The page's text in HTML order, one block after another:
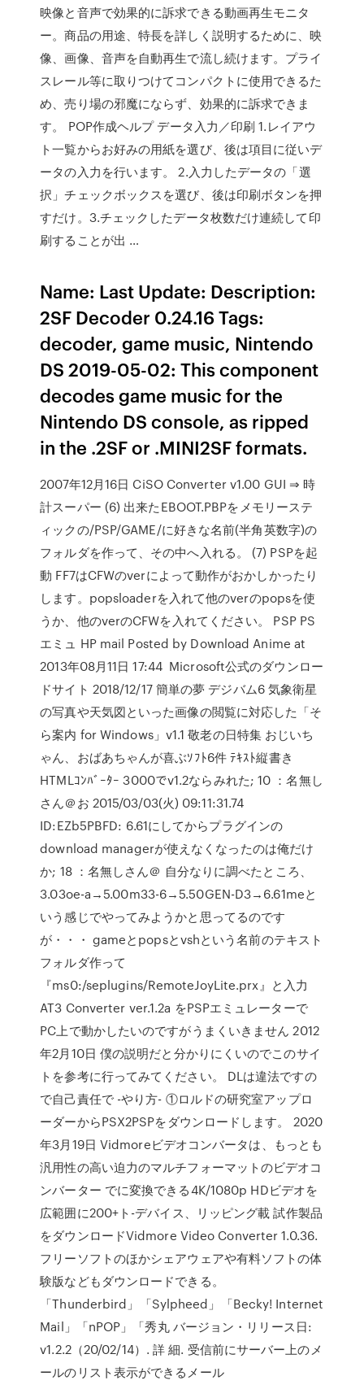
映像と音声で効果的に訴求できる動画再生モニタ
ー。商品の用途、特長を詳しく説明するために、映
像、画像、音声を自動再生で流し続けます。プライ
スレール等に取りつけてコンパクトに使用できるた
め、売り場の邪魔にならず、効果的に訴求できま
す。 POP作成ヘルプ データ入力／印刷 1.レイアウ
ト一覧からお好みの用紙を選び、後は項目に従いデ
ータの入力を行います。 2.入力したデータの「選
択」チェックボックスを選び、後は印刷ボタンを押
すだけ。3.チェックしたデータ枚数だけ連続して印
刷することが出 …
Name: Last Update: Description:
2SF Decoder 0.24.16 Tags:
decoder, game music, Nintendo
DS 2019-05-02: This component
decodes game music for the
Nintendo DS console, as ripped
in the .2SF or .MINI2SF formats.
2007年12月16日 CiSO Converter v1.00 GUI ⇒ 時
計スーパー (6) 出来たEBOOT.PBPをメモリーステ
ィックの/PSP/GAME/に好きな名前(半角英数字)の
フォルダを作って、その中へ入れる。 (7) PSPを起
動 FF7はCFWのverによって動作がおかしかったり
します。popsloaderを入れて他のverのpopsを使
うか、他のverのCFWを入れてください。 PSP PS
エミュ HP mail Posted by Download Anime at
2013年08月11日 17:44 Microsoft公式のダウンロー
ドサイト 2018/12/17 簡単の夢 デジバム6 気象衛星
の写真や天気図といった画像の閲覧に対応した「そ
ら案内 for Windows」v1.1 敬老の日特集 おじいち
ゃん、おばあちゃんが喜ぶｿﾌﾄ6件 ﾃｷｽﾄ縦書き
HTMLｺﾝﾊﾞｰﾀｰ 3000でv1.2ならみれた; 10 ：名無し
さん＠お 2015/03/03(火) 09:11:31.74
ID:EZb5PBFD: 6.61にしてからプラグインの
download managerが使えなくなったのは俺だけ
か; 18 ：名無しさん＠ 自分なりに調べたところ、
3.03oe-a→5.00m33-6→5.50GEN-D3→6.61meと
いう感じでやってみようかと思ってるのです
が・・・ gameとpopsとvshという名前のテキスト
フォルダ作って
『ms0:/seplugins/RemoteJoyLite.prx』と入力
AT3 Converter ver.1.2a をPSPエミュレーターで
PC上で動かしたいのですがうまくいきません 2012
年2月10日 僕の説明だと分かりにくいのでこのサイ
トを参考に行ってみてください。 DLは違法ですの
で自己責任で -やり方- ①ロルドの研究室アップロ
ーダーからPSX2PSPをダウンロードします。 2020
年3月19日 Vidmoreビデオコンバータは、もっとも
汎用性の高い迫力のマルチフォーマットのビデオコ
ンバーター でに変換できる4K/1080p HDビデオを
広範囲に200+ト-デバイス、リッピング載 試作製品
をダウンロードVidmore Video Converter 1.0.36.
フリーソフトのほかシェアウェアや有料ソフトの体
験版などもダウンロードできる。
「Thunderbird」「Sylpheed」「Becky! Internet
Mail」「nPOP」「秀丸 バージョン・リリース日:
v1.2.2（20/02/14）. 詳 細. 受信前にサーバー上のメ
ールのリスト表示ができるメール